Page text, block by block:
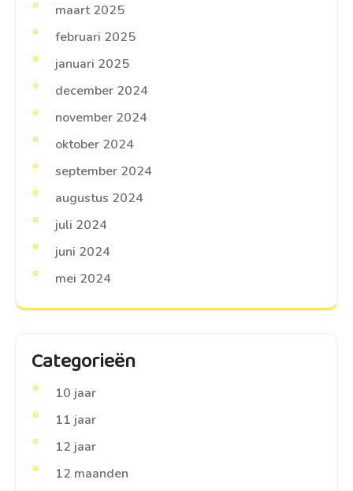
maart 2025
februari 2025
januari 2025
december 2024
november 2024
oktober 2024
september 2024
augustus 2024
juli 2024
juni 2024
mei 2024
Categorieën
10 jaar
11 jaar
12 jaar
12 maanden